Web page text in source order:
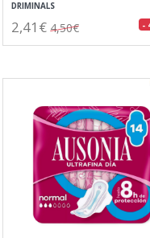
DRIMINALS
2,41€ 4,50€ -